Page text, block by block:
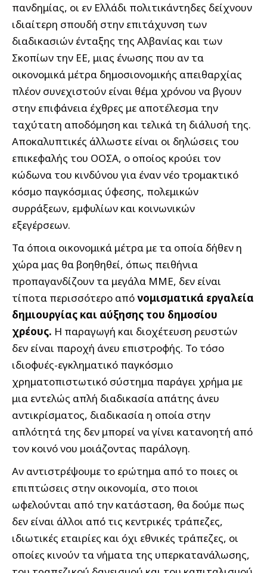
πανδημίας, οι εν Ελλάδι πολιτικάντηδες δείχνουν
ιδιαίτερη σπουδή στην επιτάχυνση των
διαδικασιών ένταξης της Αλβανίας και των
Σκοπίων την ΕΕ, μιας ένωσης που αν τα
οικονομικά μέτρα δημοσιονομικής απειθαρχίας
πλέον συνεχιστούν είναι θέμα χρόνου να βγουν
στην επιφάνεια έχθρες με αποτέλεσμα την
ταχύτατη αποδόμηση και τελικά τη διάλυσή της.
Αποκαλυπτικές άλλωστε είναι οι δηλώσεις του
επικεφαλής του ΟΟΣΑ, ο οποίος κρούει τον
κώδωνα του κινδύνου για έναν νέο τρομακτικό
κόσμο παγκόσμιας ύφεσης, πολεμικών
συρράξεων, εμφυλίων και κοινωνικών
εξεγέρσεων.
Τα όποια οικονομικά μέτρα με τα οποία δήθεν η
χώρα μας θα βοηθηθεί, όπως πειθήνια
προπαγανδίζουν τα μεγάλα ΜΜΕ, δεν είναι
τίποτα περισσότερο απόνομισματικά εργαλεία
δημιουργίας και αύξησης του δημοσίου
χρέους. Η παραγωγή και διοχέτευση ρευστών
δεν είναι παροχή άνευ επιστροφής. Το τόσο
ιδιοφυές-εγκληματικό παγκόσμιο
χρηματοπιστωτικό σύστημα παράγει χρήμα με
μια εντελώς απλή διαδικασία απάτης άνευ
αντικρίσματος, διαδικασία η οποία στην
απλότητά της δεν μπορεί να γίνει κατανοητή από
τον κοινό νου μοιάζοντας παράλογη.
Αν αντιστρέψουμε το ερώτημα από το ποιες οι
επιπτώσεις στην οικονομία, στο ποιοι
ωφελούνται από την κατάσταση, θα δούμε πως
δεν είναι άλλοι από τις κεντρικές τράπεζες,
ιδιωτικές εταιρίες και όχι εθνικές τράπεζες, οι
οποίες κινούν τα νήματα της υπερκατανάλωσης,